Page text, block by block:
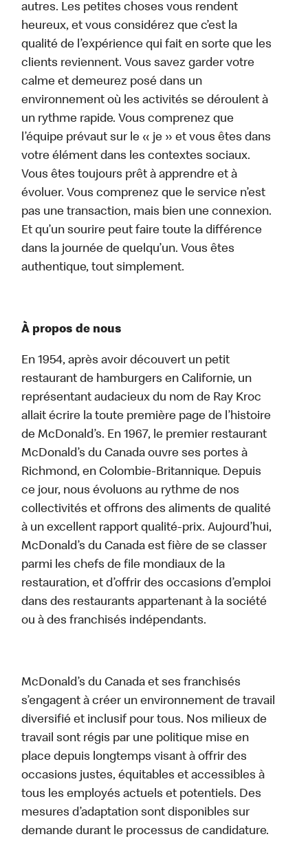
autres. Les petites choses vous rendent
heureux, et vous considérez que c’est la
qualité de l’expérience qui fait en sorte que les
clients reviennent. Vous savez garder votre
calme et demeurez posé dans un
environnement où les activités se déroulent à
un rythme rapide. Vous comprenez que
l’équipe prévaut sur le « je » et vous êtes dans
votre élément dans les contextes sociaux.
Vous êtes toujours prêt à apprendre et à
évoluer. Vous comprenez que le service n’est
pas une transaction, mais bien une connexion.
Et qu’un sourire peut faire toute la différence
dans la journée de quelqu’un. Vous êtes
authentique, tout simplement.
À propos de nous
En 1954, après avoir découvert un petit
restaurant de hamburgers en Californie, un
représentant audacieux du nom de Ray Kroc
allait écrire la toute première page de l’histoire
de McDonald’s. En 1967, le premier restaurant
McDonald’s du Canada ouvre ses portes à
Richmond, en Colombie-Britannique. Depuis
ce jour, nous évoluons au rythme de nos
collectivités et offrons des aliments de qualité
à un excellent rapport qualité-prix. Aujourd’hui,
McDonald’s du Canada est fière de se classer
parmi les chefs de file mondiaux de la
restauration, et d’offrir des occasions d’emploi
dans des restaurants appartenant à la société
ou à des franchisés indépendants.
McDonald’s du Canada et ses franchisés
s’engagent à créer un environnement de travail
diversifié et inclusif pour tous. Nos milieux de
travail sont régis par une politique mise en
place depuis longtemps visant à offrir des
occasions justes, équitables et accessibles à
tous les employés actuels et potentiels. Des
mesures d’adaptation sont disponibles sur
demande durant le processus de candidature.